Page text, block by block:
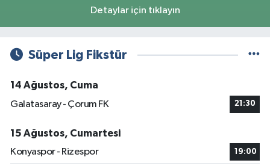
Detaylar için tıklayın
Süper Lig Fikstür
14 Ağustos, Cuma
Galatasaray - Çorum FK
21:30
15 Ağustos, Cumartesi
Konyaspor - Rizespor
19:00